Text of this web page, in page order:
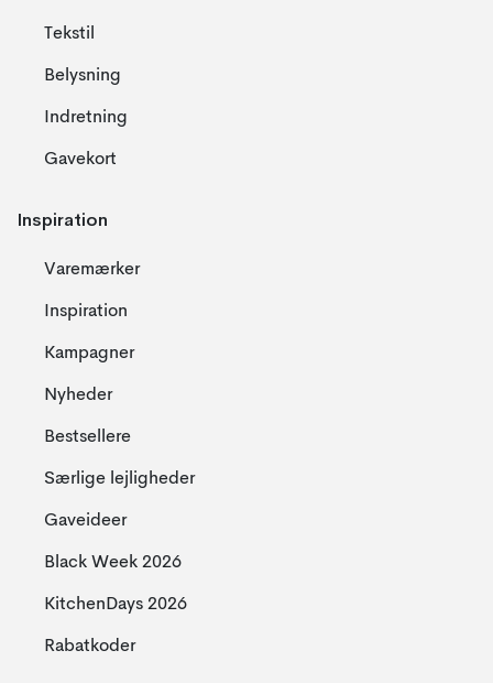
Tekstil
Belysning
Indretning
Gavekort
Inspiration
Varemærker
Inspiration
Kampagner
Nyheder
Bestsellere
Særlige lejligheder
Gaveideer
Black Week 2026
KitchenDays 2026
Rabatkoder